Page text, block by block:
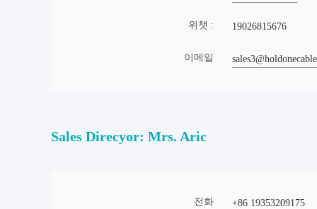
위챗 : 19026815676
이메일
Sales Direcyor: Mrs. Aric
전화 +86 19353209175